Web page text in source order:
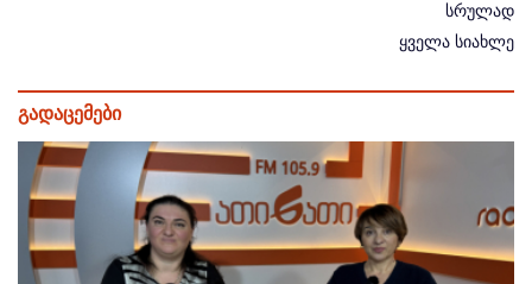
სრულად
ყველა სიახლე
გადაცემები